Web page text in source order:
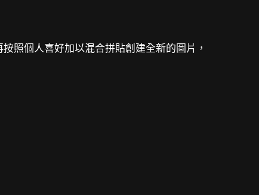
照個人喜好加以混合拼貼創建全新的圖片，